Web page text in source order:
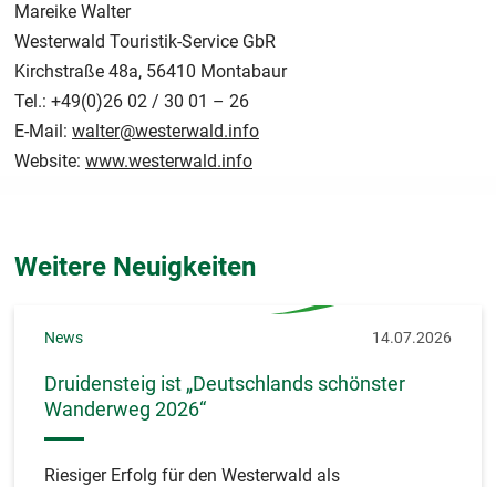
Mareike Walter
Westerwald Touristik-Service GbR
Kirchstraße 48a, 56410 Montabaur
Tel.: +49(0)26 02 / 30 01 – 26
E-Mail: walter@westerwald.info
Website: www.westerwald.info
Weitere Neuigkeiten
News 14.07.2026
Druidensteig ist „Deutschlands schönster
Wanderweg 2026“
Riesiger Erfolg für den Westerwald als